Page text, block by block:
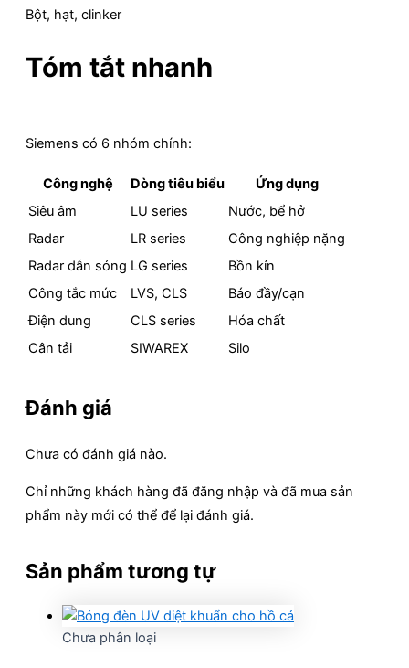
Bột, hạt, clinker
Tóm tắt nhanh
Siemens có 6 nhóm chính:
Công nghệ Dòng tiêu biểu
Ứng dụng
Siêu âm
LU series
Nước, bể hở
Radar
LR series
Công nghiệp nặng
Radar dẫn sóng LG series
Bồn kín
Công tắc mức
LVS, CLS
Báo đầy/cạn
Điện dung
CLS series
Hóa chất
Cân tải
SIWAREX Silo
Đánh giá
Chưa có đánh giá nào.
Chỉ những khách hàng đã đăng nhập và đã mua sản
phẩm này mới có thể để lại đánh giá.
Sản phẩm tương tự
Chưa phân loại